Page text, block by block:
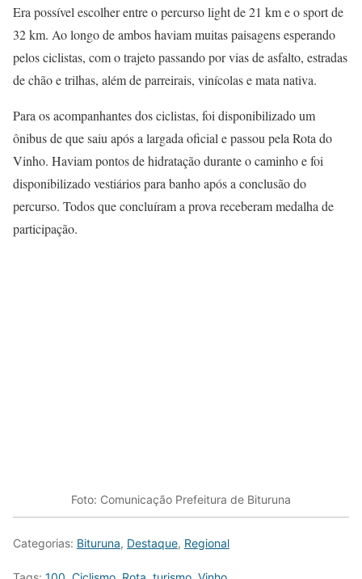
Era possível escolher entre o percurso light de 21 km e o sport de
32 km. Ao longo de ambos haviam muitas paisagens esperando
pelos ciclistas, com o trajeto passando por vias de asfalto, estradas
de chão e trilhas, além de parreirais, vinícolas e mata nativa.
Para os acompanhantes dos ciclistas, foi disponibilizado um
ônibus de que saiu após a largada oficial e passou pela Rota do
Vinho. Haviam pontos de hidratação durante o caminho e foi
disponibilizado vestiários para banho após a conclusão do
percurso. Todos que concluíram a prova receberam medalha de
participação.
Foto: Comunicação Prefeitura de Bituruna
Categorias: Bituruna, Destaque, Regional